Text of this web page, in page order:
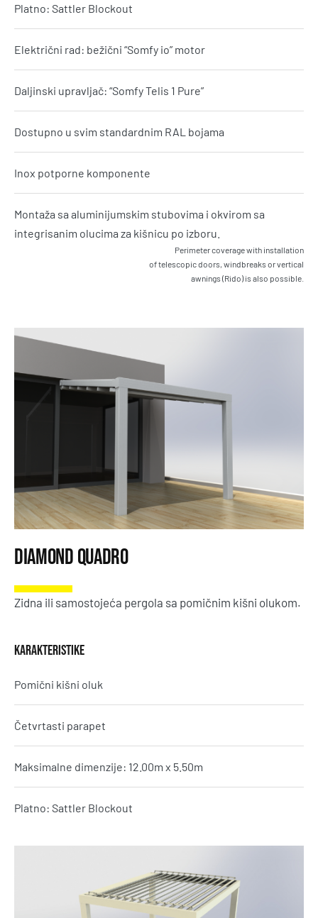
Platno: Sattler Blockout
Električni rad: bežični “Somfy io” motor
Daljinski upravljač: “Somfy Telis 1 Pure”
Dostupno u svim standardnim RAL bojama
Inox potporne komponente
Montaža sa aluminijumskim stubovima i okvirom sa
integrisanim olucima za kišnicu po izboru.
Perimeter coverage with installation
of telescopic doors, windbreaks or vertical
awnings (Rido) is also possible.
Diamond Quadro
Zidna ili samostojeća pergola sa pomičnim kišni olukom.
KARAKTERISTIKE
Pomični kišni oluk
Četvrtasti parapet
Maksimalne dimenzije: 12.00m x 5.50m
Platno: Sattler Blockout